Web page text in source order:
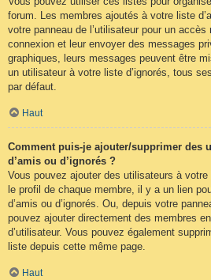
forum. Les membres ajoutés à votre liste
votre panneau de l’utilisateur pour un
connexion et leur envoyer des messages
graphiques, leurs messages peuvent être
un utilisateur à votre liste d’ignorés, tous
par défaut.
Haut
Comment puis-je ajouter/supprimer des
d’amis ou d’ignorés ?
Vous pouvez ajouter des utilisateurs à
le profil de chaque membre, il y a un lien
d’amis ou d’ignorés. Ou, depuis votre
pouvez ajouter directement des membres
d’utilisateur. Vous pouvez également
liste depuis cette même page.
Haut